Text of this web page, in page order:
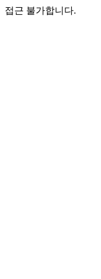
접근 불가합니다.